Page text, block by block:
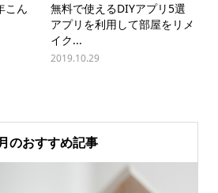
こん
無料で使えるDIYアプリ5選
アプリを利用して部屋をリメ
イク...
2019.10.29
のおすすめ記事